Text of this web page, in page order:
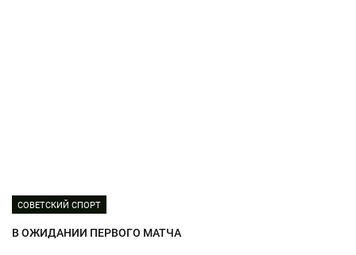
СОВЕТСКИЙ СПОРТ
В ОЖИДАНИИ ПЕРВОГО МАТЧА